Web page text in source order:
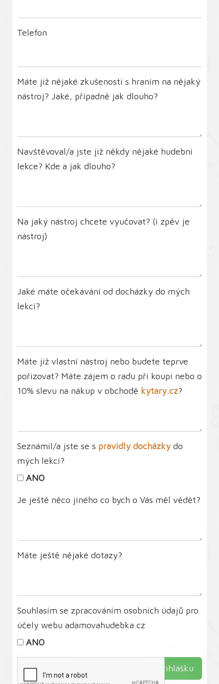
Telefon
Máte již nějaké zkušenosti s hraním na nějaký
nástroj? Jaké, případně jak dlouho?
Navštěvoval/a jste již někdy nějaké hudební
lekce? Kde a jak dlouho?
Na jaký nástroj chcete vyučovat? (i zpěv je
nástroj)
Jaké máte očekávání od docházky do mých
lekcí?
Máte již vlastní nástroj nebo budete teprve
pořizovat? Máte zájem o radu při koupi nebo o
10% slevu na nákup v obchodě kytary.cz?
Seznámil/a jste se s pravidly docházkydo
mých lekcí?
ANO
Je ještě něco jiného co bych o Vás měl vědět?
Máte ještě nějaké dotazy?
Souhlasím se zpracováním osobních údajů pro
účely webu adamovahudebka.cz
ANO